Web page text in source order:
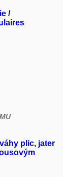
/
plic, jater